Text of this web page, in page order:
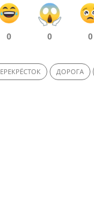
0 0 0
ДОРОГА